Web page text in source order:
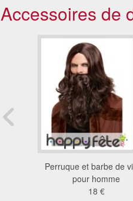
Accessoires de
Perruque et barbe de
pour homme
18 €